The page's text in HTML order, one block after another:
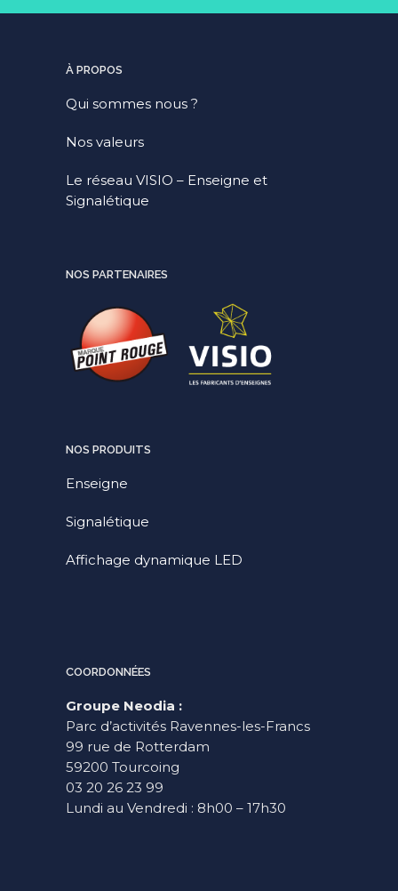
À PROPOS
Qui sommes nous ?
Nos valeurs
Le réseau VISIO – Enseigne et
Signalétique
NOS PARTENAIRES
NOS PRODUITS
Enseigne
Signalétique
Affichage dynamique LED
COORDONNÉES
Groupe Neodia :
Parc d’activités Ravennes-les-Francs
99 rue de Rotterdam
59200 Tourcoing
03 20 26 23 99
Lundi au Vendredi : 8h00 – 17h30